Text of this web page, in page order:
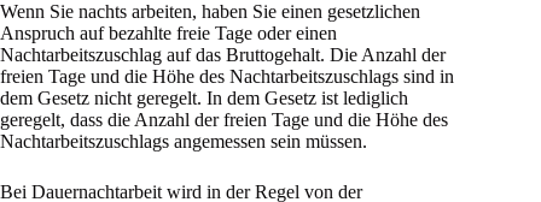
Wenn Sie nachts arbeiten, haben Sie einen gesetzlichen
Anspruch auf bezahlte freie Tage oder einen
Nachtarbeitszuschlag auf das Bruttogehalt. Die Anzahl der
freien Tage und die Höhe des Nachtarbeitszuschlags sind in
dem Gesetz nicht geregelt. In dem Gesetz ist lediglich
geregelt, dass die Anzahl der freien Tage und die Höhe des
Nachtarbeitszuschlags angemessen sein müssen.
Bei Dauernachtarbeit wird in der Regel von der